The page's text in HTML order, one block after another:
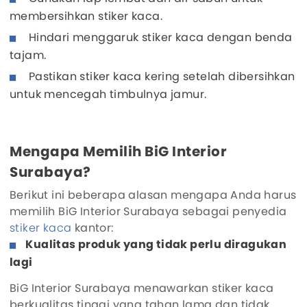
membersihkan stiker kaca.
Hindari menggaruk stiker kaca dengan benda
tajam.
Pastikan stiker kaca kering setelah dibersihkan
untuk mencegah timbulnya jamur.
Mengapa Memilih BiG Interior
Surabaya?
Berikut ini beberapa alasan mengapa Anda harus
memilih BiG Interior Surabaya sebagai penyedia
stiker kaca kantor:
Kualitas produk yang tidak perlu diragukan
lagi
BiG Interior Surabaya menawarkan stiker kaca